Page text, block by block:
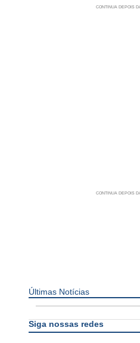
Últimas Notícias
Siga nossas redes